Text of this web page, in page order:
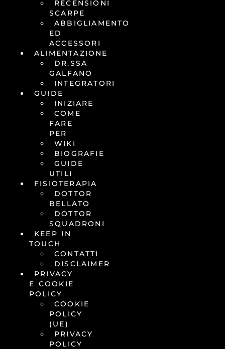
RECENSIONI
SCARPE
ABBIGLIAMENTO
ED
ACCESSORI
ALIMENTAZIONE
DR.SSA
GALFANO
INTEGRATORI
GUIDE
INIZIARE
COME
FARE
PER
WIKI
BIOGRAFIE
GUIDE
UTILI
FISIOTERAPIA
DOTTOR
BELLATO
DOTTOR
SQUADRONI
KEEP IN
TOUCH
CONTATTI
DISCLAIMER
PRIVACY
E COOKIE
POLICY
COOKIE
POLICY
(UE)
PRIVACY
POLICY